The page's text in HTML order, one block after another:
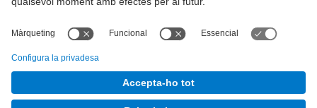
E-mail: serveis.juridics@upc.edu